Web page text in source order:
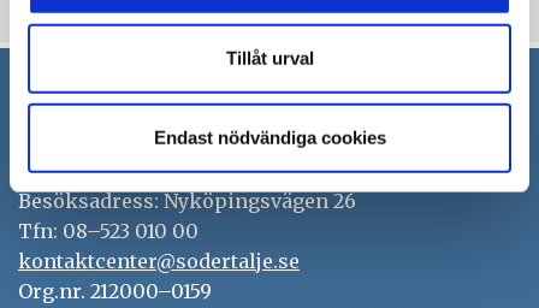
Tillåt urval
Endast nödvändiga cookies
Södertälje kommun
151 89 Södertälje
Besöksadress: Nyköpingsvägen 26
Tfn: 08–523 010 00
kontaktcenter@sodertalje.se
Org.nr. 212000–0159